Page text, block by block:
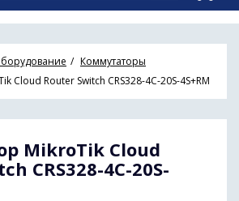
Коммутаторы
Cloud Router Switch CRS328-4C-20S-4S+RM
MikroTik Cloud
CRS328-4C-20S-